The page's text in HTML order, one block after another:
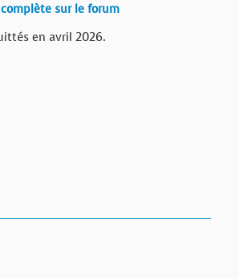
sur le forum
en avril 2026.